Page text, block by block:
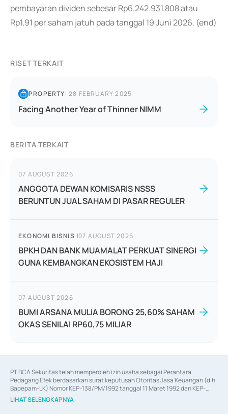
pembayaran dividen sebesar Rp6.242.931.808 atau
Rp1,91 per saham jatuh pada tanggal 19 Juni 2026. (end)
RISET TERKAIT
PROPERTY|28 FEBRUARY 2025
Facing Another Year of Thinner NIMM
BERITA TERKAIT
07 AUGUST 2026
ANGGOTA DEWAN KOMISARIS NSSS
BERUNTUN JUAL SAHAM DI PASAR REGULER
EKONOMI BISNIS |07 AUGUST 2026
BPKH DAN BANK MUAMALAT PERKUAT SINERGI
GUNA KEMBANGKAN EKOSISTEM HAJI
07 AUGUST 2026
BUMI ARSANA MULIA BORONG 25,60% SAHAM
OKAS SENILAI RP60,75 MILIAR
PT BCA Sekuritas telah memperoleh izin usaha sebagai Perantara
Pedagang Efek berdasarkan surat keputusan Otoritas Jasa Keuangan (d.h
Bapepam-LK) Nomor KEP-138/PM/1992 tanggal 11 Maret 1992 dan KEP-
06/D.04/2014 tanggal 28 Februari 2014, izin usaha sebagai Penjamin Emisi
Efek berdasarkan surat keputusan Otoritas Jasa Keuangan Nomor KEP-
LIHAT SELENGKAPNYA